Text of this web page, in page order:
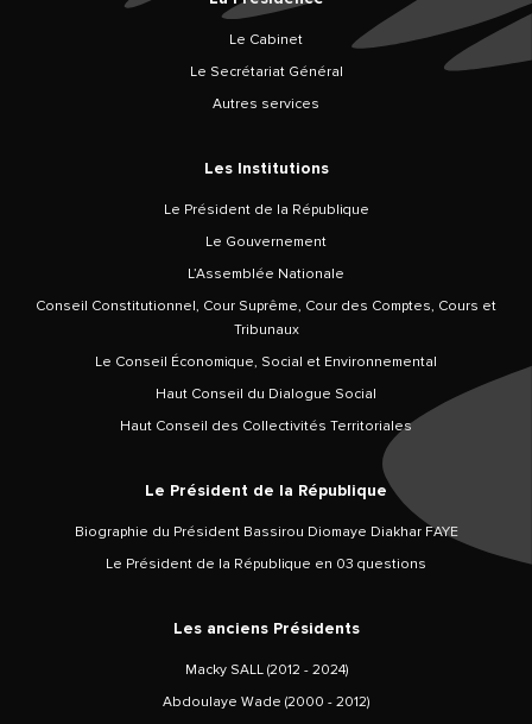
Le Cabinet
Le Secrétariat Général
Autres services
Les Institutions
Le Président de la République
Le Gouvernement
L’Assemblée Nationale
Conseil Constitutionnel, Cour Suprême, Cour des Comptes, Cours et
Tribunaux
Le Conseil Économique, Social et Environnemental
Haut Conseil du Dialogue Social
Haut Conseil des Collectivités Territoriales
Le Président de la République
Biographie du Président Bassirou Diomaye Diakhar FAYE
Le Président de la République en 03 questions
Les anciens Présidents
Macky SALL (2012 - 2024)
Abdoulaye Wade (2000 - 2012)